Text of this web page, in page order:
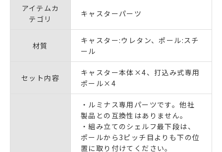
アイテムカ
テゴリ
キャスターパーツ
材質
キャスター:ウレタン、ポール:スチ
ール
セット内容
キャスター本体×4、打込み式専用
ポール×4
・ルミナス専用パーツです。他社
製品との互換性はありません。
・組み立てのシェルフ最下段は、
ポールから3ピッチ目よりも下の位
置に取り付けてください。